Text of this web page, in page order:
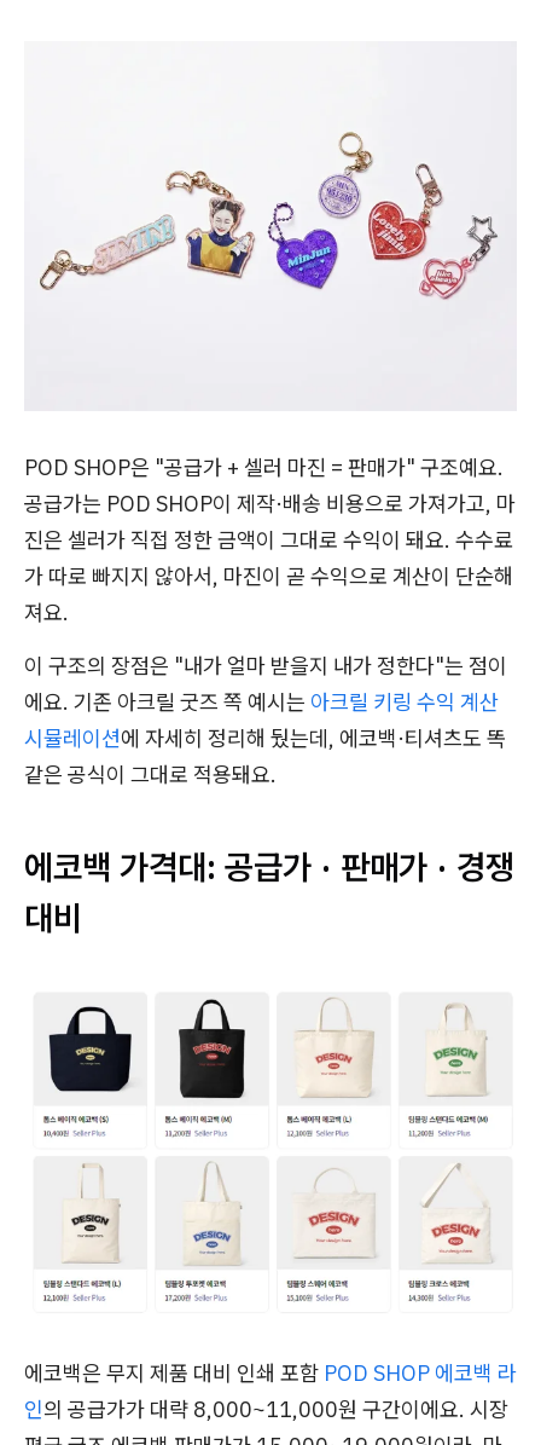
POD SHOP은 "공급가 + 셀러 마진 = 판매가" 구조예요.
공급가는 POD SHOP이 제작·배송 비용으로 가져가고, 마
진은 셀러가 직접 정한 금액이 그대로 수익이 돼요. 수수료
가 따로 빠지지 않아서, 마진이 곧 수익으로 계산이 단순해
져요.
이 구조의 장점은 "내가 얼마 받을지 내가 정한다"는 점이
에요. 기존 아크릴 굿즈 쪽 예시는 아크릴 키링 수익 계산
시뮬레이션에 자세히 정리해 뒀는데, 에코백·티셔츠도 똑
같은 공식이 그대로 적용돼요.
에코백 가격대: 공급가 · 판매가 · 경쟁
대비
에코백은 무지 제품 대비 인쇄 포함 POD SHOP 에코백 라
인의 공급가가 대략 8,000~11,000원 구간이에요. 시장